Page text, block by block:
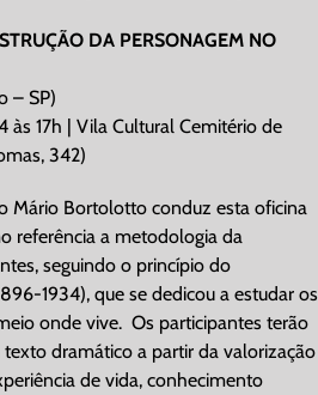
DA PERSONAGEM NO
– SP)
às 17h | Vila Cultural Cemitério de
342)
Mário Bortolotto conduz esta oficina
referência a metodologia da
seguindo o princípio do
1934), que se dedicou a estudar os
onde vive. Os participantes terão
dramático a partir da valorização
de vida, conhecimento